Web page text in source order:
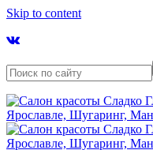
Skip to content